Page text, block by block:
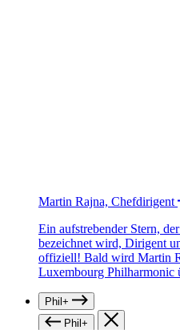
Martin Rajna, Chefdirigent
Ein aufstrebender Stern,
bezeichnet wird, Dirigent
offiziell! Bald wird Martin
Luxembourg Philharmonic
Phil+
Phil+